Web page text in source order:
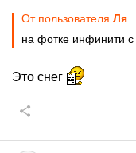
От пользователя Ля
на фотке инфинити
Это снег